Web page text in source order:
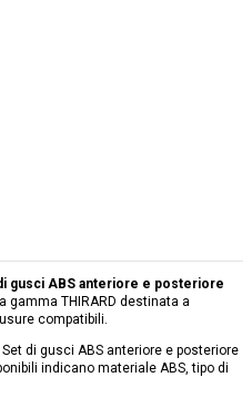
gusci ABS anteriore e posteriore
gamma THIRARD destinata a
compatibili.
di gusci ABS anteriore e posteriore
indicano materiale ABS, tipo di